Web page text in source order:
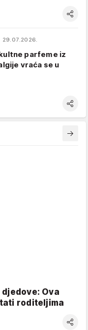
29.07.2026.
parfeme iz
vraća se u
Ova
roditeljima